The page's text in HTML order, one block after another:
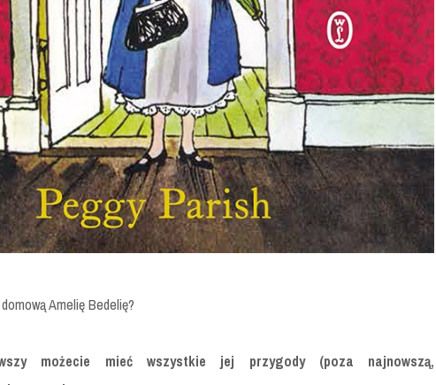
Amelię Bedelię?
możecie mieć wszystkie jej przygody (poza najnowszą,